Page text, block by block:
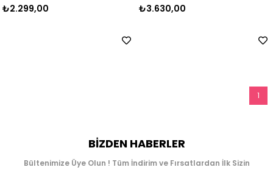
₺2.299,00 ₺3.630,00
1
BIZDEN HABERLER
Bültenimize Üye Olun ! Tüm İndirim ve Fırsatlardan İlk Sizin